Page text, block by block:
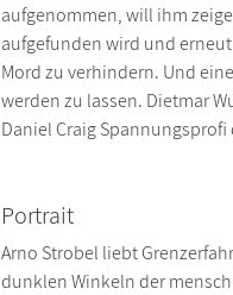
aufgenommen, will ihm
aufgefunden wird und
Mord zu verhindern. Und
werden zu lassen. Dietmar
Daniel Craig
Portrait
Arno Strobel liebt
dunklen Winkeln der